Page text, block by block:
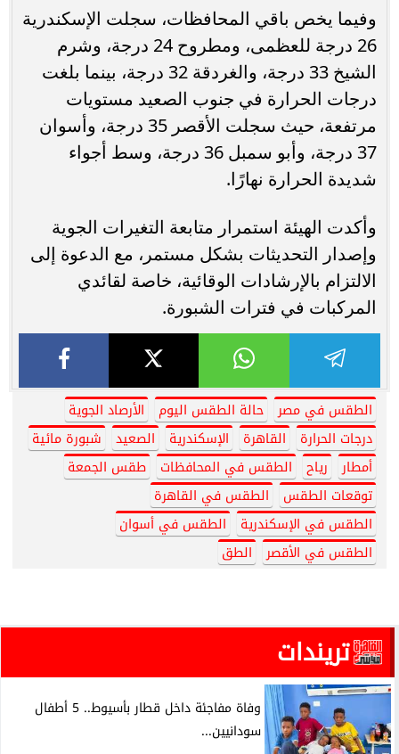
وفيما يخص باقي المحافظات، سجلت الإسكندرية
26 درجة للعظمى، ومطروح 24 درجة، وشرم
الشيخ 33 درجة، والغردقة 32 درجة، بينما بلغت
درجات الحرارة في جنوب الصعيد مستويات
مرتفعة، حيث سجلت الأقصر 35 درجة، وأسوان
37 درجة، وأبو سمبل 36 درجة، وسط أجواء
شديدة الحرارة نهارًا.
وأكدت الهيئة استمرار متابعة التغيرات الجوية
وإصدار التحديثات بشكل مستمر، مع الدعوة إلى
الالتزام بالإرشادات الوقائية، خاصة لقائدي
المركبات في فترات الشبورة.
الطقس في مصر حالة الطقس اليوم
الأرصاد الجوية
درجات الحرارة
القاهرة الإسكندرية الصعيد
شبورة مائية
أمطار
رياح الطقس في المحافظات
طقس الجمعة
توقعات الطقس
الطقس في القاهرة
الطقس في الإسكندرية
الطقس في أسوان
الطقس في الأقصر
الطق
تريندات
وفاة مفاجئة داخل قطار بأسيوط.. 5 أطفال
سودانيين...